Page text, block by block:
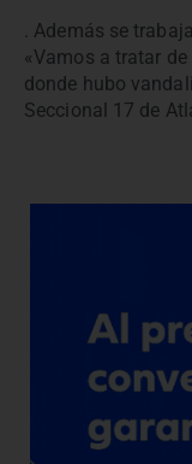
. Además se
«Vamos a tratar
donde hubo
Seccional 17 de